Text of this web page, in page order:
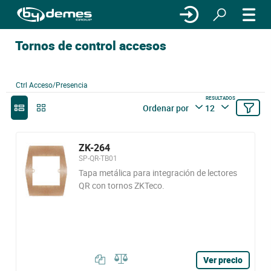
Tornos de control accesos
Ctrl Acceso/Presencia
Ordenar por
RESULTADOS
12
ZK-264
SP-QR-TB01
Tapa metálica para integración de lectores
QR con tornos ZKTeco.
Ver precio